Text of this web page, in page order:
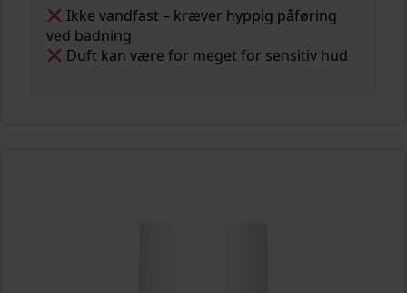
Ikke vandfast – kræver hyppig påføring
ved badning
Duft kan være for meget for sensitiv hud